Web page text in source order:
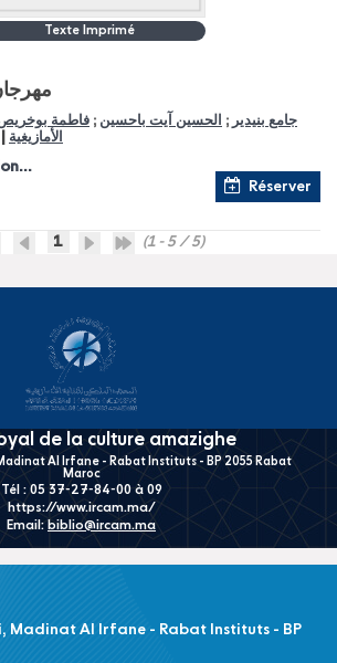
Texte Imprimé
جامع بنيدير ; الحسين آيت باحسين ; فاطمة
الأمازيغية
Réserver
1 (1 - 5 / 5)
de la culture amazighe
Al Irfane - Rabat Instituts - BP 2055 Rabat
Maroc
Tél : 05 37-27-84-00 à 09
https://www.ircam.ma/
Email: biblio@ircam.ma
Madinat Al Irfane - Rabat Instituts - BP